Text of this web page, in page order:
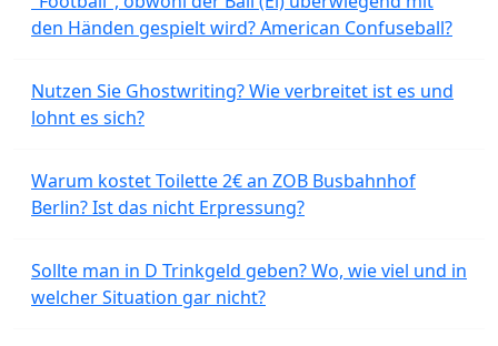
den Händen gespielt wird? American Confuseball?
Nutzen Sie Ghostwriting? Wie verbreitet ist es und
lohnt es sich?
Warum kostet Toilette 2€ an ZOB Busbahnhof
Berlin? Ist das nicht Erpressung?
Sollte man in D Trinkgeld geben? Wo, wie viel und in
welcher Situation gar nicht?